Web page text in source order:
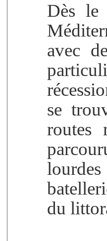
Dès le
avec
se
routes
lourdes
du